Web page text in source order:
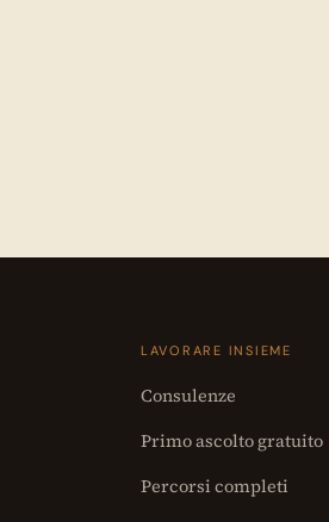
LAVORARE INSIEME
Consulenze
Primo ascolto gratuito
Percorsi completi